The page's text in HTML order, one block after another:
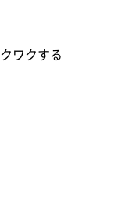
ワクする